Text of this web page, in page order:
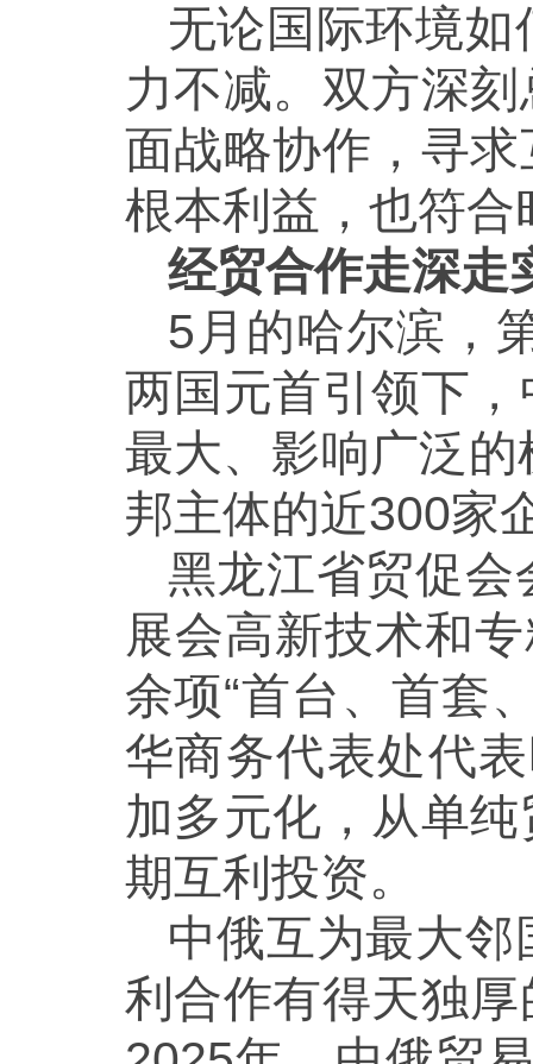
无论国际环境
力不减。双方深
面战略协作，寻
根本利益，也符
经贸合作走深走
5月的哈尔滨，
两国元首引领下
最大、影响广泛
邦主体的近300家
黑龙江省贸促
展会高新技术和
余项“首台、首套
华商务代表处代
加多元化，从单
期互利投资。
中俄互为最大
利合作有得天独